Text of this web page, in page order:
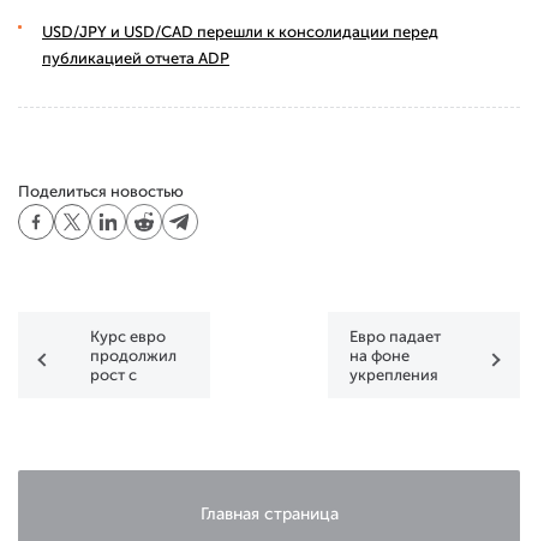
USD/JPY и USD/CAD перешли к консолидации перед
публикацией отчета ADP
Поделиться новостью
Курс евро
продолжил
рост с
Евро падает
на фоне
укрепления
Главная страница